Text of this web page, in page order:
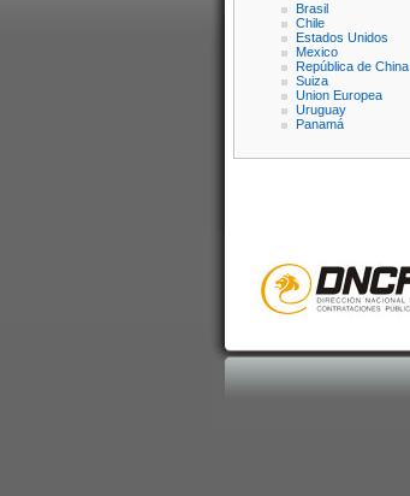
Brasil
Chile
Estados Unidos
Mexico
República de
Suiza
Union Europea
Uruguay
Panamá